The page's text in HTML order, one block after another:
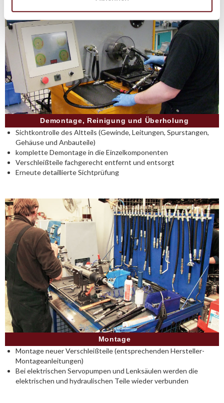
Demontage, Reinigung und Überholung
Sichtkontrolle des Altteils (Gewinde, Leitungen, Spurstangen,
Gehäuse und Anbauteile)
komplette Demontage in die Einzelkomponenten
Verschleißteile fachgerecht entfernt und entsorgt
Erneute detaillierte Sichtprüfung
Montage
Montage neuer Verschleißteile (entsprechenden Hersteller-
Montageanleitungen)
Bei elektrischen Servopumpen und Lenksäulen werden die
elektrischen und hydraulischen Teile wieder verbunden